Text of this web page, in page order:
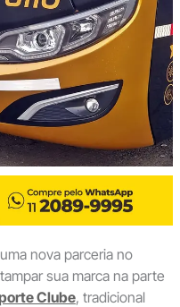
nova parceria no
sua marca na parte
Clube, tradicional